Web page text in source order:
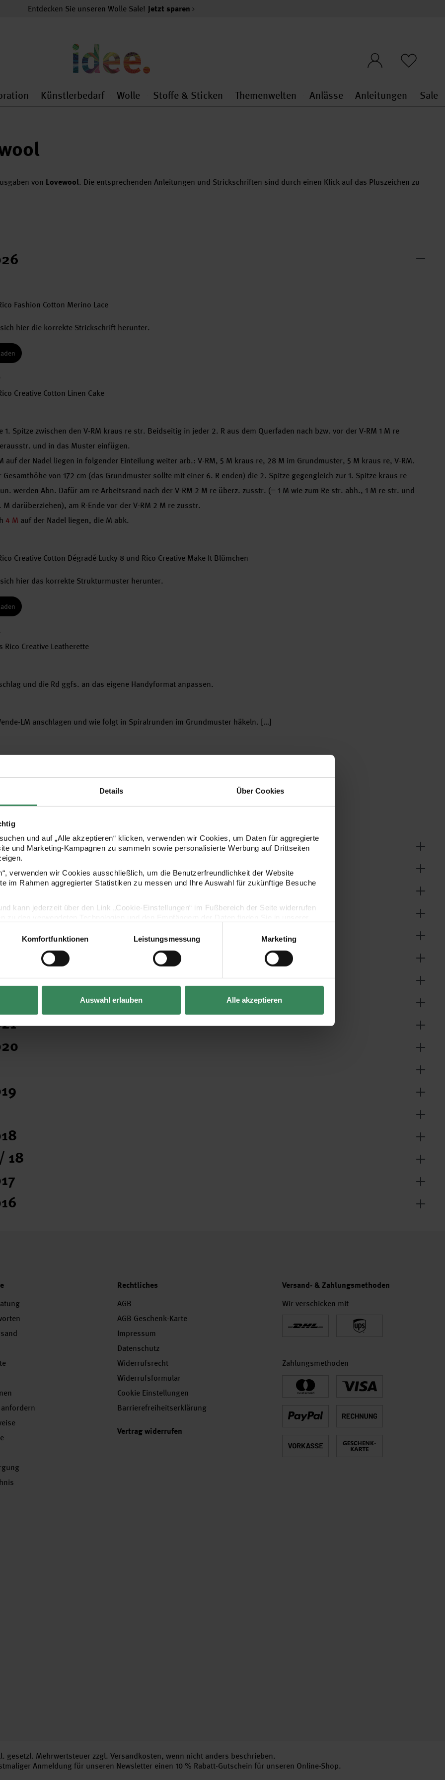
Details Über Cookies
und auf „Alle akzeptieren“ klicken, verwenden wir Cookies, um Daten für aggregierte
und Marketing-Kampagnen zu sammeln sowie personalisierte Werbung auf Drittseiten
verwenden wir Cookies ausschließlich, um die Benutzerfreundlichkeit der Website
im Rahmen aggregierter Statistiken zu messen und Ihre Auswahl für zukünftige Besuche
kann jederzeit über den Link „Cookie-Einstellungen“ im Fußbereich der Seite widerrufen
Vertrag widerrufen
Komfortfunktionen Leistungsmessung Marketing
Auswahl erlauben Alle akzeptieren
Entdecken Sie unseren Wolle Sale! Jetzt sparen
general.openMenu
Dekoration general.openMenu
Künstlerbedarf
Künstlerbedarf general.openMenu
Wolle
Wolle general.openMenu
Stoffe & Sticken
Stoffe & Sticken general.openMenu
Themenwelten
Themenwelten
Anlässe
Anlässe
Anleitungen Sale
von Lovewool. Die entsprechenden Anleitungen und Strickschriften sind durch einen Klick auf das Pluszeichen zu
Fashion Cotton Merino Lace
sich hier die korrekte Strickschrift herunter.
Creative Cotton Linen Cake
1. Spitze zwischen den V-RM kraus re str. Beidseitig in jeder 2. R aus dem Querfaden nach bzw. vor der V-RM 1 M re
und in das Muster einfügen.
auf der Nadel liegen in folgender Einteilung weiter arb.: V-RM, 5 M kraus re, 28 M im Grundmuster, 5 M kraus re, V-RM.
Gesamthöhe von 172 cm (das Grundmuster sollte mit einer 6. R enden) die 2. Spitze gegengleich zur 1. Spitze kraus re
werden Abn. Dafür am re Arbeitsrand nach der V-RM 2 M re überz. zusstr. (= 1 M wie zum Re str. abh., 1 M re str. und
M darüberziehen), am R-Ende vor der V-RM 2 M re zusstr.
4 M auf der Nadel liegen, die M abk.
Creative Cotton Dégradé Lucky 8 und Rico Creative Make It Blümchen
sich hier das korrekte Strukturmuster herunter.
Rico Creative Leatherette
und die Rd ggfs. an das eigene Handyformat anpassen.
LM anschlagen und wie folgt in Spiralrunden im Grundmuster häkeln. […]
25
24
18
Rechtliches
AGB
AGB Geschenk-Karte
Impressum
Datenschutz
Widerrufsrecht
Widerrufsformular
Cookie Einstellungen
Barrierefreiheitserklärung
Vertrag widerrufen
Versand- & Zahlungsmethoden
Wir verschicken mit
Zahlungsmethoden
gesetzl. Mehrwertsteuer zzgl. Versandkosten, wenn nicht anders beschrieben.
Anmeldung für unseren Newsletter einen 10 % Rabatt-Gutschein für unseren Online-Shop.